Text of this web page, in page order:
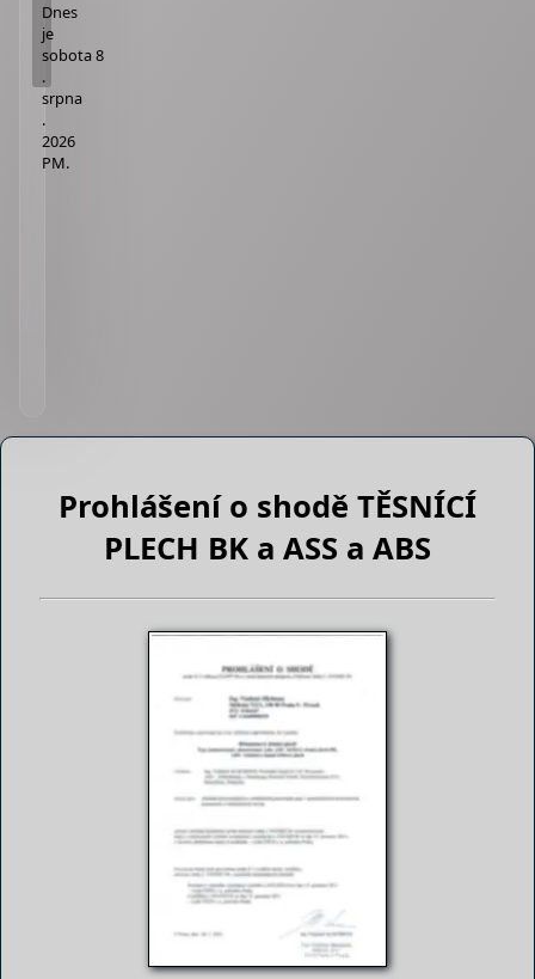
Dnes
je
sobota 8
.
srpna
.
2026
PM.
Prohlášení o shodě TĚSNÍCÍ
PLECH BK a ASS a ABS